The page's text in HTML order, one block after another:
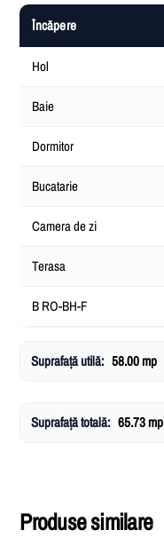
Încăpere
Hol
Baie
Dormitor
Bucatarie
Camera de zi
Terasa
B RO-BH-F
Suprafață utilă: 58.00 mp
Suprafață totală: 65.73 mp
Produse similare